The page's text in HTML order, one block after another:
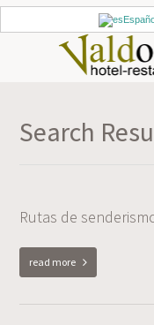
Search
Rutas de
read more